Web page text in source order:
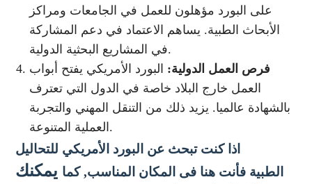
على البورد مؤهلون للعمل في الجامعات ومراكز
الأبحاث الطبية. يساهم الاعتماد في دعم المشاركة
في المشاريع البحثية الدولية.
فرص العمل الدولية: البورد الأمريكي يفتح أبواب
العمل خارج البلاد خاصة في الدول التي تعترف
بالشهادة عالميا. يزيد ذلك من التنقل المهني والتجربة
العملية المتنوعة.
اذا كنت تبحث عن البورد الأمريكي للتحاليل
الطبية فأنت هنا فى المكان المناسب, كما يمكنك